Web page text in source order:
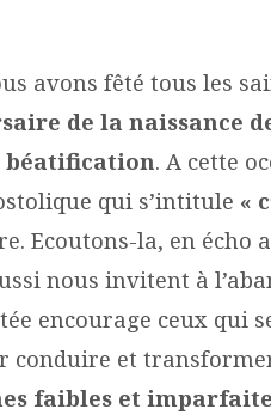
avons fêté tous les
de la naissance
béatification. A cette
qui s’intitule «
Ecoutons-la, en écho
nous invitent à
encourage ceux qui
conduire et
faibles et